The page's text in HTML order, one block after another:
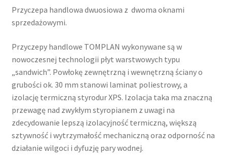
522T.00
DMC
2700kg
Przyczepa handlowa dwuosiowa z dwoma oknami
sprzedażowymi.
Przyczepy handlowe TOMPLAN wykonywane są w
nowoczesnej technologii płyt warstwowych typu
„sandwich”. Powłokę zewnętrzną i wewnętrzną ściany o
grubości ok. 30 mm stanowi laminat poliestrowy, a
izolację termiczną styrodur XPS. Izolacja taka ma znaczną
przewagę nad zwykłym styropianem z uwagi na
zdecydowanie lepszą izolacyjność termiczną, większą
sztywność i wytrzymałość mechaniczną oraz odporność na
działanie wilgoci i dyfuzję pary wodnej.